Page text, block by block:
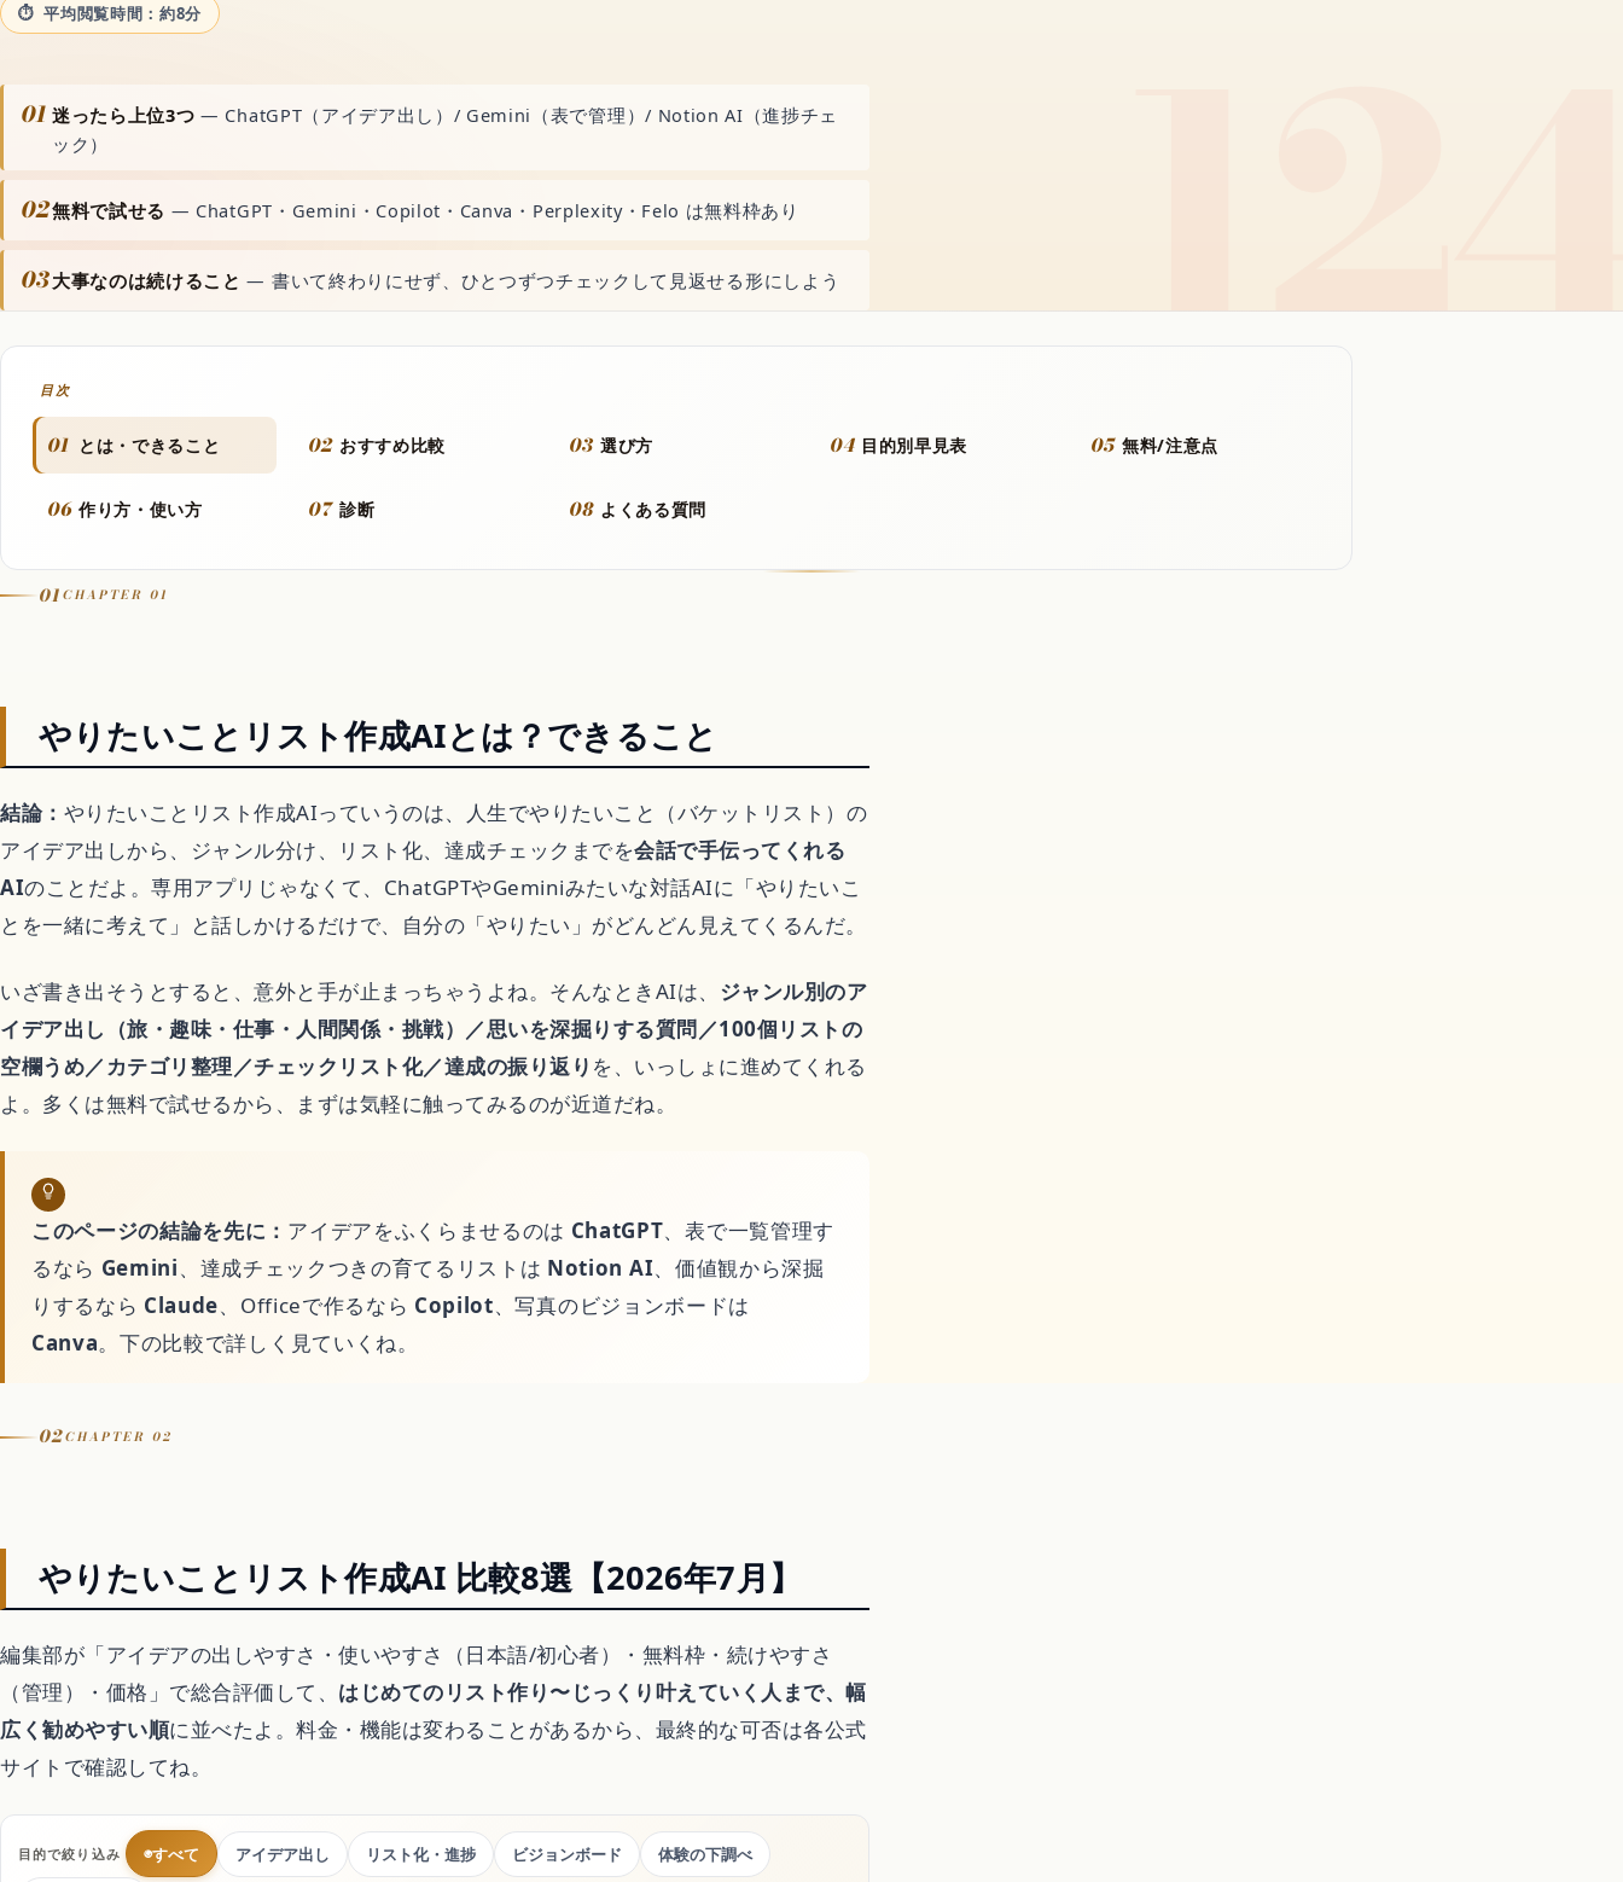
音声読み上げAI
Let It Go
アニメ
歴代アニメランキング
アニメ映画
恋愛アニメ
平成アニメ名作
ゲーム
Switchおすすめソフト
不用品回収
平均閲覧時間：約8分
01 迷ったら上位3つ — ChatGPT（アイデア出し）/ Gemini（表で管理）/ Notion AI（進捗チェ
ック）
02無料で試せる — ChatGPT・Gemini・Copilot・Canva・Perplexity・Felo は無料枠あり
03大事なのは続けること — 書いて終わりにせず、ひとつずつチェックして見返せる形にしよう
目次
01 とは・できること 02 おすすめ比較 03 選び方 04 目的別早見表 05 無料/注意点
06 作り方・使い方 07 診断 08 よくある質問
01CHAPTER 01
やりたいことリスト作成AIとは？できること
結論： やりたいことリスト作成AIっていうのは、人生でやりたいこと（バケットリスト）の
アイデア出しから、ジャンル分け、リスト化、達成チェックまでを会話で手伝ってくれる
AIのことだよ。専用アプリじゃなくて、ChatGPTやGeminiみたいな対話AIに「やりたいこ
とを一緒に考えて」と話しかけるだけで、自分の「やりたい」がどんどん見えてくるんだ。
いざ書き出そうとすると、意外と手が止まっちゃうよね。そんなときAIは、 ジャンル別のア
イデア出し（旅・趣味・仕事・人間関係・挑戦）／思いを深掘りする質問／100個リストの
空欄うめ／カテゴリ整理／チェックリスト化／達成の振り返り を、いっしょに進めてくれる
よ。多くは無料で試せるから、まずは気軽に触ってみるのが近道だね。
このページの結論を先に： アイデアをふくらませるのは ChatGPT、表で一覧管理す
るなら Gemini、達成チェックつきの育てるリストは Notion AI、価値観から深掘
りするなら Claude、Officeで作るなら Copilot、写真のビジョンボードは
Canva。下の比較で詳しく見ていくね。
02CHAPTER 02
やりたいことリスト作成AI 比較8選【2026年7月】
編集部が「アイデアの出しやすさ・使いやすさ（日本語/初心者）・無料枠・続けやすさ
（管理）・価格」で総合評価して、 はじめてのリスト作り〜じっくり叶えていく人まで、幅
広く勧めやすい順に並べたよ。料金・機能は変わることがあるから、最終的な可否は各公式
サイトで確認してね。
目的で絞り込み ◉すべて アイデア出し リスト化・進捗 ビジョンボード 体験の下調べ